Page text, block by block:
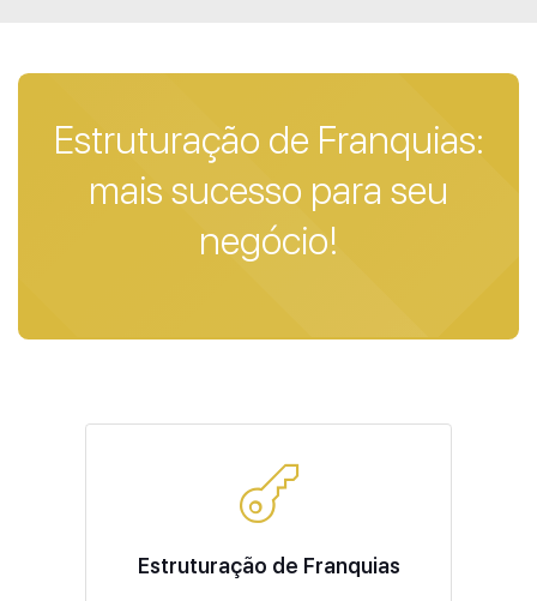
Estruturação de Franquias:
mais sucesso para seu
negócio!
Estruturação de Franquias